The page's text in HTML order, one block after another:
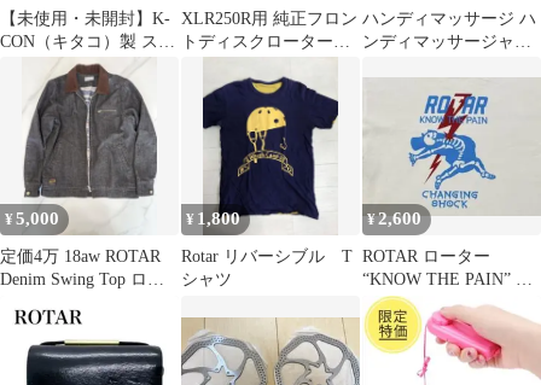
【未使用・未開封】K-
CON（キタコ）製 スズ
キタイプ1ローターボル
ト8個セット
XLR250R用 純正フロン
トディスクローター
ハンディマッサージ ハ
ンディマッサージャー
¥5,000
定価4万 18aw ROTAR
Denim Swing Top ロー
¥ 1,800
Rotar リバーシブル T
シャツ
¥2,600
ROTAR ローター
“KNOW THE PAIN” 雷
オヤジ